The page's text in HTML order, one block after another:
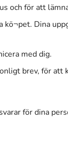
och för att
kö¬pet. Dina
med dig.
brev, för att
för dina